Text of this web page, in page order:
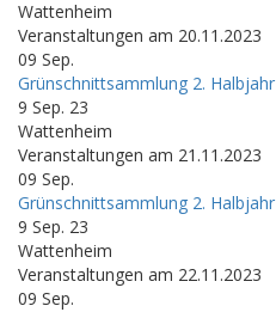
Wattenheim
Veranstaltungen am 20.11.2023
09 Sep.
Grünschnittsammlung 2. Halbjahr
9 Sep. 23
Wattenheim
Veranstaltungen am 21.11.2023
09 Sep.
Grünschnittsammlung 2. Halbjahr
9 Sep. 23
Wattenheim
Veranstaltungen am 22.11.2023
09 Sep.